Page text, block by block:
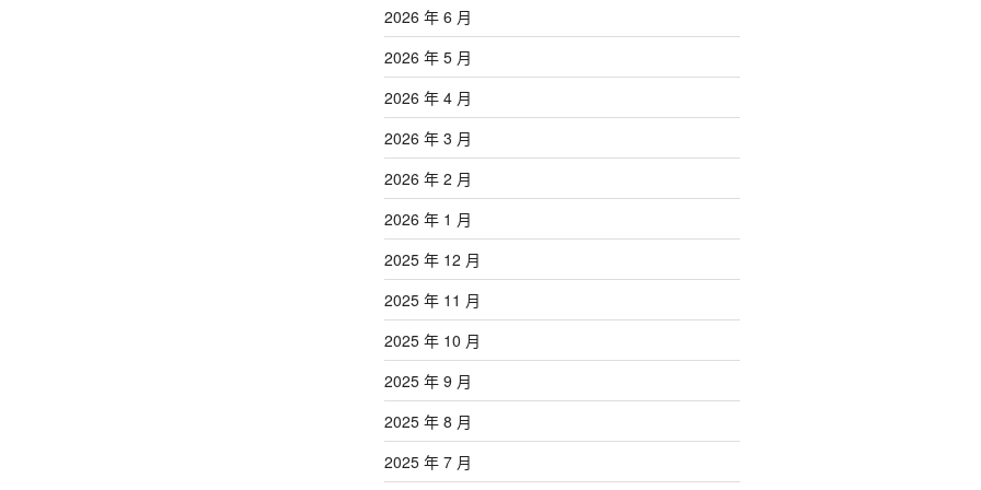
2026 年 6 月
2026 年 5 月
2026 年 4 月
2026 年 3 月
2026 年 2 月
2026 年 1 月
2025 年 12 月
2025 年 11 月
2025 年 10 月
2025 年 9 月
2025 年 8 月
2025 年 7 月